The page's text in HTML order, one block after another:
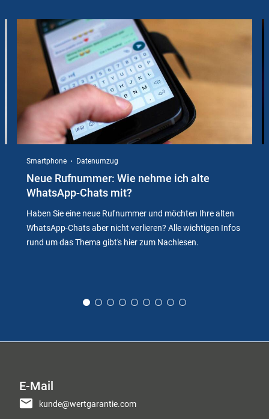
Instructions
Smartphone Datenumzug
Neue Rufnummer: Wie nehme ich alte
WhatsApp-Chats mit?
Haben Sie eine neue Rufnummer und möchten Ihre alten
WhatsApp-Chats aber nicht verlieren? Alle wichtigen Infos
rund um das Thema gibt's hier zum Nachlesen.
E-Mail
kunde@wertgarantie.com